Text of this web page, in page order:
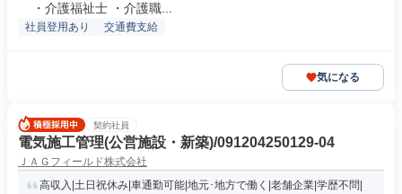
・介護福祉士 ・介護職...
社員登用あり 交通費支給
気になる
契約社員
電気施工管理(公営施設・新築)/091204250129-04
ＪＡＧフィールド株式会社
高収入|土日祝休み|車通勤可能|地元･地方で働く|老舗企業|学歴不問|